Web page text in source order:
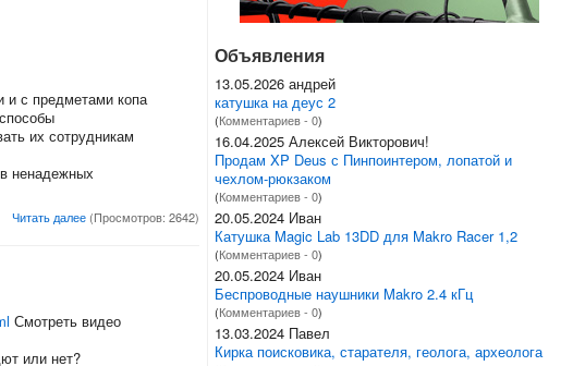
и с предметами копа
их сотрудникам
ненадежных
Читать далее (Просмотров: 2642)
Смотреть видео
или нет?
Объявления
13.05.2026 андрей
катушка на деус 2
(Комментариев - 0)
16.04.2025 Алексей Викторович!
Продам XP Deus с Пинпоинтером, лопатой и
чехлом-рюкзаком
(Комментариев - 0)
20.05.2024 Иван
Катушка Magic Lab 13DD для Makro Racer 1,2
(Комментариев - 0)
20.05.2024 Иван
Беспроводные наушники Makro 2.4 кГц
(Комментариев - 0)
13.03.2024 Павел
Кирка поисковика, старателя, геолога, археолога